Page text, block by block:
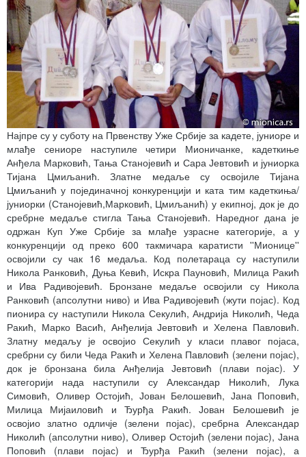
Најпре су у суботу на Првенству Уже Србије за кадете, јуниоре и
млађе сениоре наступиле четири Мионичанке, кадеткиње
Анђела Марковић, Тања Станојевић и Сара Јевтовић и јуниорка
Тијана Цмиљанић. Златне медаље су освојиле Тијана
Цмиљанић у појединачној конкуренцији и ката тим кадеткиња/
јуниорки (Станојевић,Марковић, Цмиљанић) у екипној, док је до
сребрне медаље стигла Тања Станојевић. Наредног дана је
одржан Куп Уже Србије за млађе узрасне категорије, а у
конкуренцији од преко 600 такмичара каратисти ''Мионице''
освојили су чак 16 медаља. Код полетараца су наступили
Никола Ранковић, Дуња Кевић, Искра Пауновић, Милица Ракић
и Ива Радивојевић. Бронзане медаље освојили су Никола
Ранковић (апсолутни ниво) и Ива Радивојевић (жути појас). Код
пионира су наступили Никола Секулић, Андрија Николић, Чеда
Ракић, Марко Васић, Анђелија Јевтовић и Хелена Павловић.
Златну медаљу је освојио Секулић у класи плавог појаса,
сребрни су били Чеда Ракић и Хелена Павловић (зелени појас),
док је бронзана била Анђелија Јевтовић (плави појас). У
категорији нада наступили су Александар Николић, Лука
Симовић, Оливер Остојић, Јован Белошевић, Јана Поповић,
Милица Мијаиловић и Ђурђа Ракић. Јован Белошевић је
освојио златно одличје (зелени појас), сребрна Александар
Николић (апсолутни ниво), Оливер Остојић (зелени појас), Јана
Поповић (плави појас) и Ђурђа Ракић (зелени појас), а